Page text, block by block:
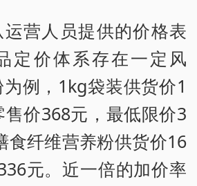
营人员提供的价格表
定价体系存在一定风
例，1kg袋装供货价1
价368元，最低限价3
食纤维营养粉供货价16
元。近一倍的加价率